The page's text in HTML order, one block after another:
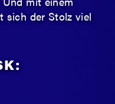
sich der Stolz viel